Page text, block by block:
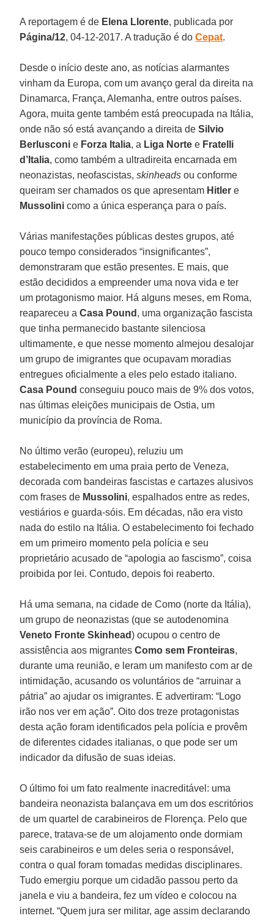
A reportagem é de Elena Llorente, publicada por
Página/12, 04-12-2017. A tradução é doCepat.
Desde o início deste ano, as notícias alarmantes
vinham da Europa, com um avanço geral da direita na
Dinamarca, França, Alemanha, entre outros países.
Agora, muita gente também está preocupada na Itália,
onde não só está avançando a direita deSilvio
Berlusconi e Forza Italia, a Liga Norte e Fratelli
d’Italia, como também a ultradireita encarnada em
neonazistas, neofascistas,skinheads ou conforme
queiram ser chamados os que apresentam Hitler e
Mussolini como a única esperança para o país.
Várias manifestações públicas destes grupos, até
pouco tempo considerados “insignificantes”,
demonstraram que estão presentes. E mais, que
estão decididos a empreender uma nova vida e ter
um protagonismo maior. Há alguns meses, em Roma,
reapareceu aCasa Pound , uma organização fascista
que tinha permanecido bastante silenciosa
ultimamente, e que nesse momento almejou desalojar
um grupo de imigrantes que ocupavam moradias
entregues oficialmente a eles pelo estado italiano.
Casa Pound conseguiu pouco mais de 9% dos votos,
nas últimas eleições municipais de Ostia, um
município da província de Roma.
No último verão (europeu), reluziu um
estabelecimento em uma praia perto de Veneza,
decorada com bandeiras fascistas e cartazes alusivos
com frases de Mussolini, espalhados entre as redes,
vestiários e guarda-sóis. Em décadas, não era visto
nada do estilo na Itália. O estabelecimento foi fechado
em um primeiro momento pela polícia e seu
proprietário acusado de “apologia ao fascismo”, coisa
proibida por lei. Contudo, depois foi reaberto.
Há uma semana, na cidade de Como (norte da Itália),
um grupo de neonazistas (que se autodenomina
Veneto Fronte Skinhead) ocupou o centro de
assistência aos migrantesComo sem Fronteiras,
durante uma reunião, e leram um manifesto com ar de
intimidação, acusando os voluntários de “arruinar a
pátria” ao ajudar os imigrantes. E advertiram: “Logo
irão nos ver em ação”. Oito dos treze protagonistas
desta ação foram identificados pela polícia e provêm
de diferentes cidades italianas, o que pode ser um
indicador da difusão de suas ideias.
O último foi um fato realmente inacreditável: uma
bandeira neonazista balançava em um dos escritórios
de um quartel de carabineiros de Florença. Pelo que
parece, tratava-se de um alojamento onde dormiam
seis carabineiros e um deles seria o responsável,
contra o qual foram tomadas medidas disciplinares.
Tudo emergiu porque um cidadão passou perto da
janela e viu a bandeira, fez um vídeo e colocou na
internet. “Quem jura ser militar, age assim declarando